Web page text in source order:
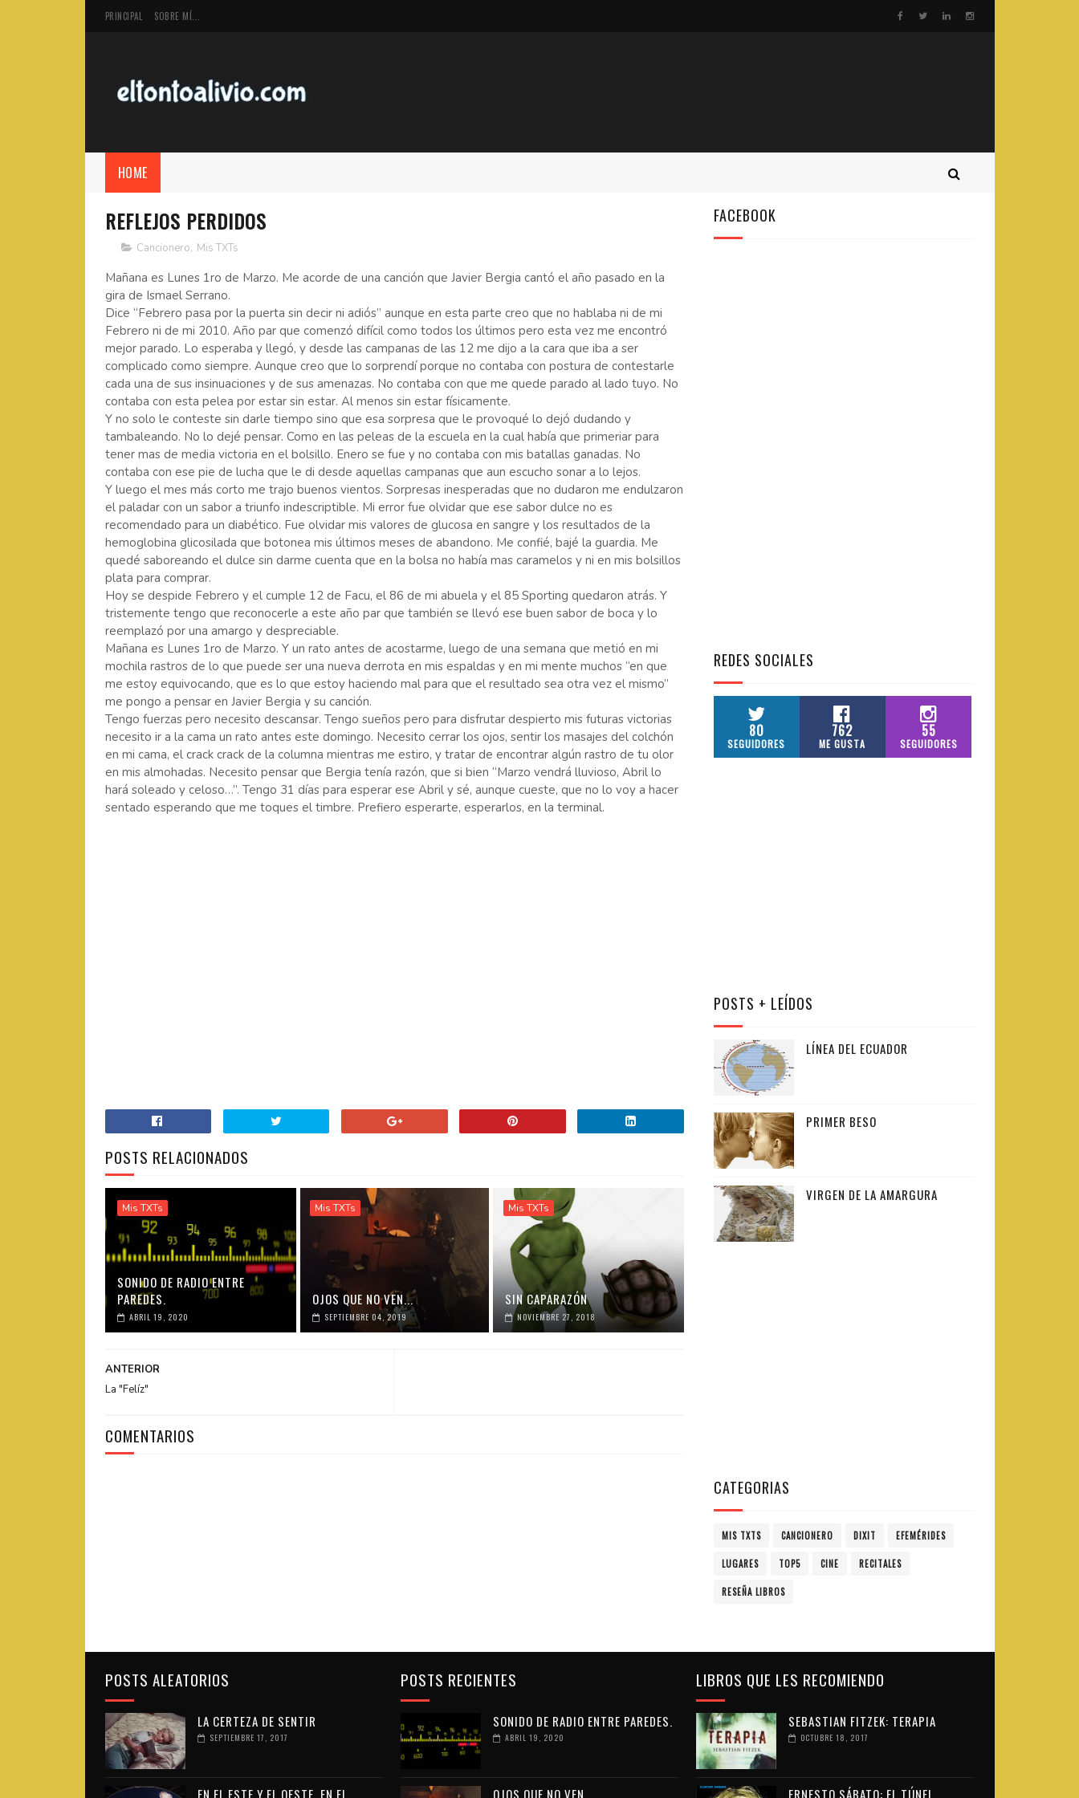
PRINCIPAL SOBRE MÍ...
HOME
REFLEJOS PERDIDOS
Cancionero, Mis TXTs
Mañana es Lunes 1ro de Marzo. Me acorde de una canción que Javier Bergia cantó el año pasado en la
gira de Ismael Serrano.
Dice “Febrero pasa por la puerta sin decir ni adiós” aunque en esta parte creo que no hablaba ni de mi
Febrero ni de mi 2010. Año par que comenzó difícil como todos los últimos pero esta vez me encontró
mejor parado. Lo esperaba y llegó, y desde las campanas de las 12 me dijo a la cara que iba a ser
complicado como siempre. Aunque creo que lo sorprendí porque no contaba con postura de contestarle
cada una de sus insinuaciones y de sus amenazas. No contaba con que me quede parado al lado tuyo. No
contaba con esta pelea por estar sin estar. Al menos sin estar físicamente.
Y no solo le conteste sin darle tiempo sino que esa sorpresa que le provoqué lo dejó dudando y
tambaleando. No lo dejé pensar. Como en las peleas de la escuela en la cual había que primeriar para
tener mas de media victoria en el bolsillo. Enero se fue y no contaba con mis batallas ganadas. No
contaba con ese pie de lucha que le di desde aquellas campanas que aun escucho sonar a lo lejos.
Y luego el mes más corto me trajo buenos vientos. Sorpresas inesperadas que no dudaron me endulzaron
el paladar con un sabor a triunfo indescriptible. Mi error fue olvidar que ese sabor dulce no es
recomendado para un diabético. Fue olvidar mis valores de glucosa en sangre y los resultados de la
hemoglobina glicosilada que botonea mis últimos meses de abandono. Me confié, bajé la guardia. Me
quedé saboreando el dulce sin darme cuenta que en la bolsa no había mas caramelos y ni en mis bolsillos
plata para comprar.
Hoy se despide Febrero y el cumple 12 de Facu, el 86 de mi abuela y el 85 Sporting quedaron atrás. Y
tristemente tengo que reconocerle a este año par que también se llevó ese buen sabor de boca y lo
reemplazó por una amargo y despreciable.
Mañana es Lunes 1ro de Marzo. Y un rato antes de acostarme, luego de una semana que metió en mi
mochila rastros de lo que puede ser una nueva derrota en mis espaldas y en mi mente muchos “en que
me estoy equivocando, que es lo que estoy haciendo mal para que el resultado sea otra vez el mismo”
me pongo a pensar en Javier Bergia y su canción.
Tengo fuerzas pero necesito descansar. Tengo sueños pero para disfrutar despierto mis futuras victorias
necesito ir a la cama un rato antes este domingo. Necesito cerrar los ojos, sentir los masajes del colchón
en mi cama, el crack crack de la columna mientras me estiro, y tratar de encontrar algún rastro de tu olor
en mis almohadas. Necesito pensar que Bergia tenía razón, que si bien “Marzo vendrá lluvioso, Abril lo
hará soleado y celoso…”. Tengo 31 días para esperar ese Abril y sé, aunque cueste, que no lo voy a hacer
sentado esperando que me toques el timbre. Prefiero esperarte, esperarlos, en la terminal.
POSTS RELACIONADOS
Mis TXTs
SONIDO DE RADIO ENTRE
PAREDES.
ABRIL 19, 2020
Mis TXTs
OJOS QUE NO VEN...
SEPTIEMBRE 04, 2019
Mis TXTs
SIN CAPARAZÓN
NOVIEMBRE 27, 2018
ANTERIOR
La "Felíz"
COMENTARIOS
FACEBOOK
REDES SOCIALES
80
SEGUIDORES
762
ME GUSTA
55
SEGUIDORES
POSTS + LEÍDOS
LÍNEA DEL ECUADOR
PRIMER BESO
VIRGEN DE LA AMARGURA
CATEGORIAS
MIS TXTS CANCIONERO DIXIT EFEMÉRIDES
LUGARES TOP5 CINE RECITALES
RESEÑA LIBROS
POSTS ALEATORIOS
LA CERTEZA DE SENTIR
SEPTIEMBRE 17, 2017
EN EL ESTE Y EL OESTE, EN EL
POSTS RECIENTES
SONIDO DE RADIO ENTRE PAREDES.
ABRIL 19, 2020
OJOS QUE NO VEN...
LIBROS QUE LES RECOMIENDO
SEBASTIAN FITZEK: TERAPIA
OCTUBRE 18, 2017
ERNESTO SÁBATO: EL TÚNEL